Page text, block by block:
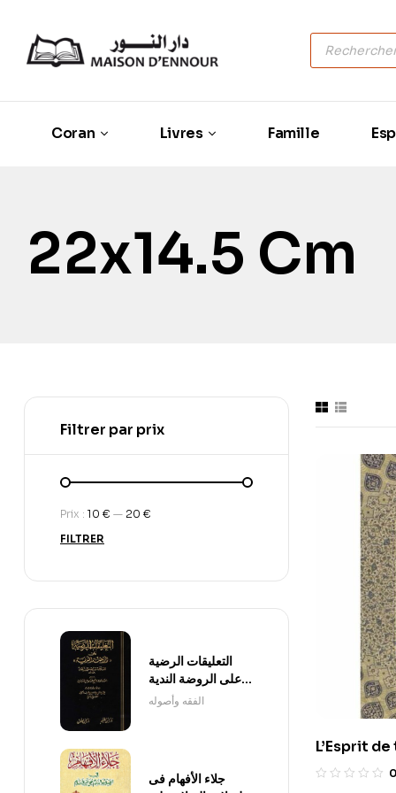
Coran Livres Famille
22x14.5 Cm
L’Esprit
0
Filtrer par prix
FILTRER
Prix : 10 € — 20 €
التعليقات الرضية
على الروضة الندية
1/3
الفقه وأصوله
جلاء الأفهام فى